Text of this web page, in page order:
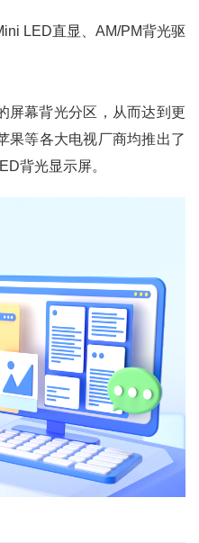
LED直显、AM/PM背光驱
屏幕背光分区，从而达到更
果等各大电视厂商均推出了
背光显示屏。